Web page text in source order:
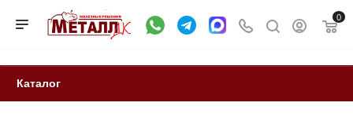
0
Каталог